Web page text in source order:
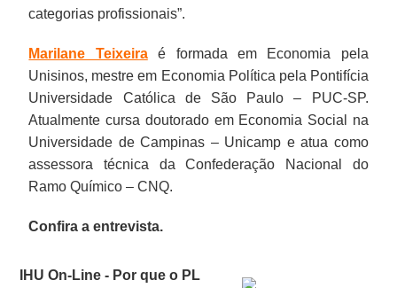
categorias profissionais”.
Marilane Teixeiraé formada em Economia pela
Unisinos, mestre em Economia Política pela Pontifícia
Universidade Católica de São Paulo – PUC-SP.
Atualmente cursa doutorado em Economia Social na
Universidade de Campinas – Unicamp e atua como
assessora técnica da Confederação Nacional do
Ramo Químico – CNQ.
Confira a entrevista.
IHU On-Line - Por que o PL